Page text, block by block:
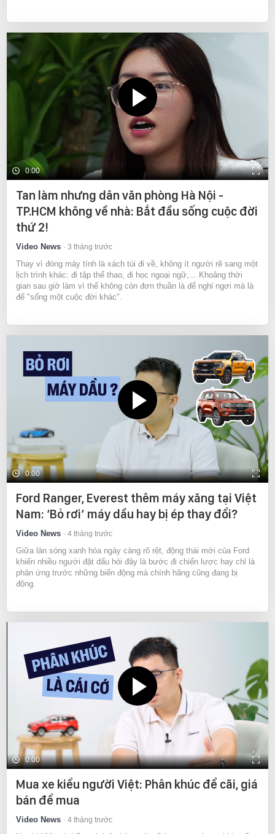
0:00
Tan làm nhưng dân văn phòng Hà Nội -
TP.HCM không về nhà: Bắt đầu sống cuộc đời
thứ 2!
Video News 3 tháng trước
Thay vì đóng máy tính là xách túi đi về, không ít người rẽ sang một
lịch trình khác: đi tập thể thao, đi học ngoại ngữ,... Khoảng thời
gian sau giờ làm vì thế không còn đơn thuần là để nghỉ ngơi mà là
để "sống một cuộc đời khác".
0:00
Ford Ranger, Everest thêm máy xăng tại Việt
Nam: ‘Bỏ rơi’ máy dầu hay bị ép thay đổi?
Video News 4 tháng trước
Giữa làn sóng xanh hóa ngày càng rõ rệt, động thái mới của Ford
khiến nhiều người đặt dấu hỏi đây là bước đi chiến lược hay chỉ là
phản ứng trước những biến động mà chính hãng cũng đang bị
động.
0:00
Mua xe kiểu người Việt: Phân khúc để cãi, giá
bán để mua
Video News 4 tháng trước